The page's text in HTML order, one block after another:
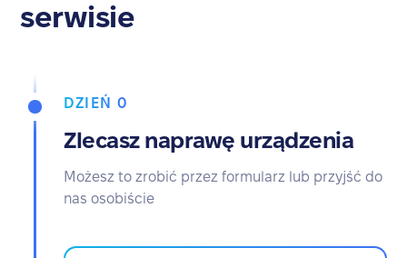
serwisie
DZIEŃ 0
Zlecasz naprawę urządzenia
Możesz to zrobić przez formularz lub przyjść do
nas osobiście